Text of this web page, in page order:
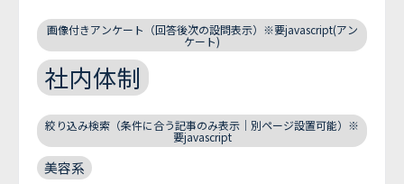
画像付きアンケート（回答後次の設問表示）※要javascript(アン
ケート)
社内体制
絞り込み検索（条件に合う記事のみ表示｜別ページ設置可能）※
要javascript
美容系